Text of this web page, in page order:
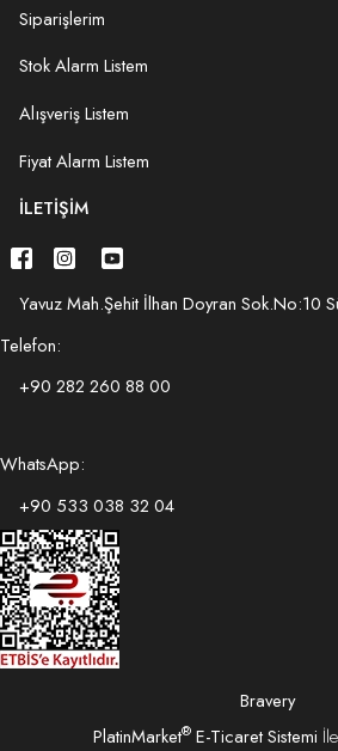
Siparişlerim
Stok Alarm Listem
Alışveriş Listem
Fiyat Alarm Listem
İLETIŞIM
Yavuz Mah.Şehit İlhan Doyran Sok.No:10
Telefon:
+90 282 260 88 00
WhatsApp:
+90 533 038 32 04
Bravery
PlatinMarket® E-Ticaret Sistemi